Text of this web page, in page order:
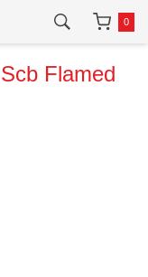
0
Scb Flamed